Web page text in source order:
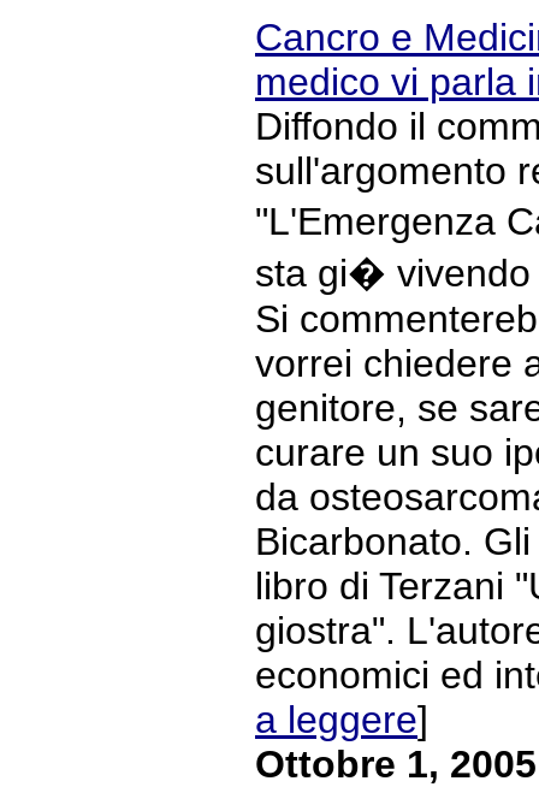
Cancro e
medico vi parla
Diffondo il
sull'argomento
"L'Emergenza
sta gi� vivendo
Si
vorrei chiedere
genitore, se
curare un suo
da
Bicarbonato.
libro di Terzani
giostra".
economici ed
a leggere]
Ottobre 1, 2005